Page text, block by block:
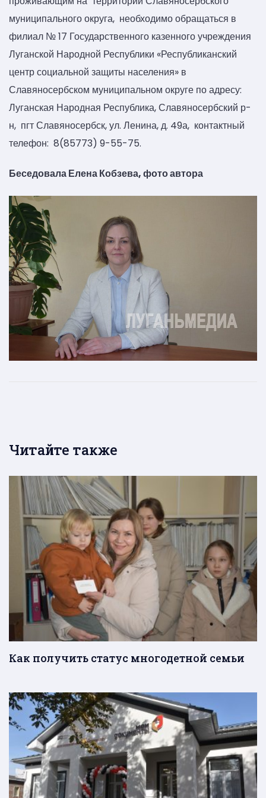
муниципального округа, необходимо обращаться в
филиал № 17 Государственного казенного учреждения
Луганской Народной Республики «Республиканский
центр социальной защиты населения» в
Славяносербском муниципальном округе по адресу:
Луганская Народная Республика, Славяносербский р-
н, пгт Славяносербск, ул. Ленина, д. 49а, контактный
телефон: 8(85773) 9-55-75.
Беседовала Елена Кобзева, фото автора
Читайте также
Как получить статус многодетной семьи